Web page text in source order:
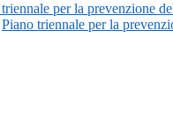
per la prevenzione
Piano triennale per la